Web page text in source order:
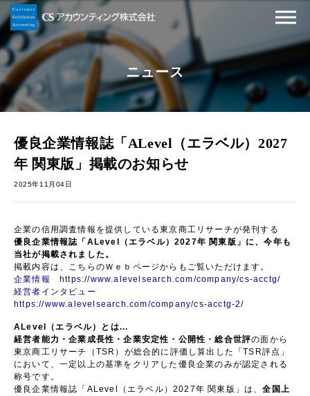
ニュース
優良企業情報誌「ALevel（エラベル）2027
年 関東版」掲載のお知らせ
2025年11月04日
企業の信用調査情報を提供している東京商工リサーチが発刊する
優良企業情報誌「ALevel（エラベル）2027年 関東版」 に、今年も
当社が掲載されました。
掲載内容は、こちらのＷｅｂページからもご覧いただけます。
企業情報 https://www.alevelsearch.com/company/cs-acctg/
経営者インタビュー
https://www.alevelsearch.com/company/cs-acctg-2/
ALevel（エラベル）とは...
経営者能力・企業成長性・企業安定性・公開性・総合世評の面から
東京商工リサーチ（TSR）が総合的に評価し算出した「TSR評点」
において、一定以上の基準をクリアした優良企業のみが認定される
称号です。
優良企業情報誌「ALevel（エラベル）2027年 関東版」は、全国上